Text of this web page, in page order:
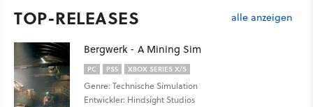
TOP-RELEASES alle anzeigen
Bergwerk - A Mining Sim
PC PS5 XBOX SERIES X/S
Genre: Technische Simulation
Entwickler: Hindsight Studios